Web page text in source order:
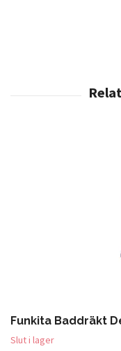
Funkita Baddräkt
Slut i lager